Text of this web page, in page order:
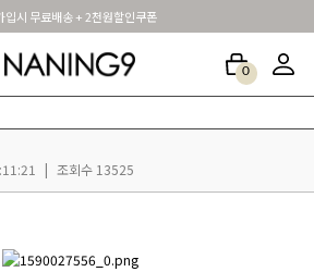
입시 무료배송 + 2천원할인쿠폰
0
| 조회수 13525